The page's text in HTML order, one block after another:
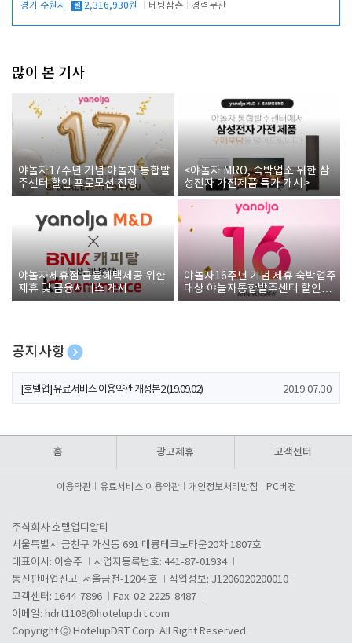
경기 수원시 월 2,316,930원 베팅삼촌 경력무관
많이 본 기사
야놀자17주년 기념 야놀자 통합발
주센터 할인 프로모션 진행
<야놀자 MRO, 숙박업소 위한 삼
성전자 가전제품 특가 개시>
야놀자제휴점 금융혜택제공 위한
제휴 및 금융서비스 게시
야놀자16주년 기념 제휴 숙박업주
대상 야놀자통합발주센터 할인쿠
폰 증정
공지사항
[호텔업] 개인정보 처리방침 개정본1 (19.09.02)
[호텔업] 유료서비스 이용약관 개정본2 (19.09.02) 2019.07.30
홈 광고제휴 고객센터
이용약관 유료서비스 이용약관 개인정보처리방침 PC버전
주식회사 호텔업디알티
서울특별시 금천구 가산동 691 대륭테크노타운20차 1807호
대표이사: 이송주
사업자등록번호: 441-87-01934
통신판매업신고: 서울금천-1204 호
직업정보: J1206020200010
고객센터: 1644-7896
Fax: 02-2225-8487
이메일: hdrt1109@hotelupdrt.com
Copyright ⓒ HotelupDRT Corp. All Right Reserved.